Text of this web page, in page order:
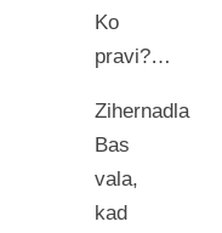
Ko
pravi?…
Zihernadla
Bas
vala,
kad